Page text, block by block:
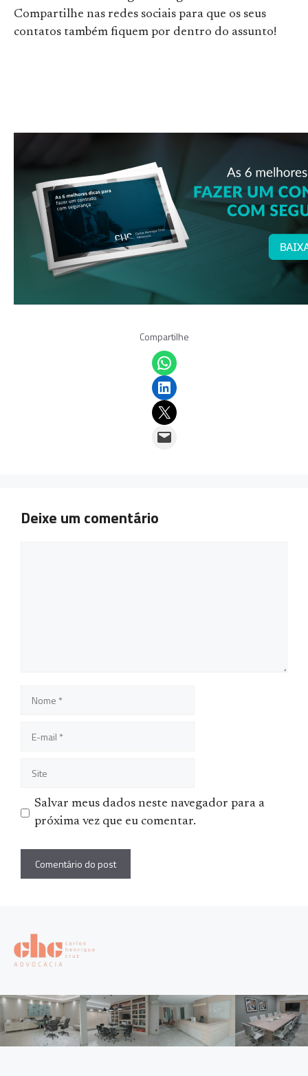
Compartilhe nas redes sociais para que os seus
contatos também fiquem por dentro do assunto!
Compartilhe
Share on WhatsApp
Share on LinkedIn
Email this Page
Email this Page
Deixe um comentário
mail
Salvar meus dados neste navegador para a
próxima vez que eu comentar.